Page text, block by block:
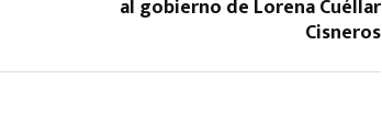
al gobierno de Lorena Cuéllar
Cisneros